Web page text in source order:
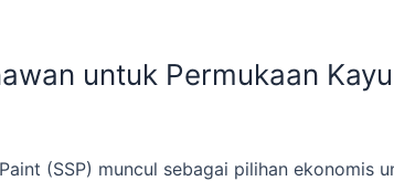
untuk Permukaan
(SSP) muncul sebagai pilihan ekonomis